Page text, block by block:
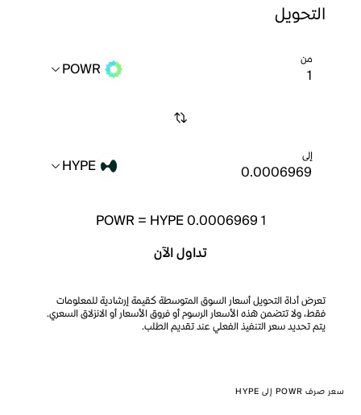
التحويل
من POWR
إلى HYPE
1
POWR = HYPE 0.0006969
تداول الآن
تعرض أداة التحويل أسعار السوق المتوسطة كقيمة إرشادية للمعلومات
فقط، ولا تتضمن هذه الأسعار الرسوم أو فروق الأسعار أو الانزلاق السعري.
يتم تحديد سعر التنفيذ الفعلي عند تقديم الطلب.
سعر صرف POWR إلى HYPE